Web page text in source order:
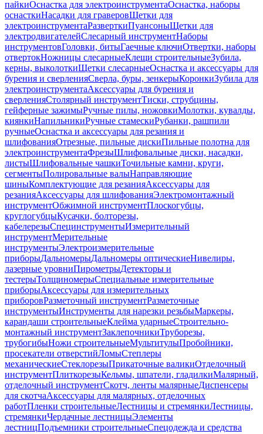
пайкиОснастка для электроинструментаОснастка, наборы
оснасткиНасадки для граверовЩетки для
электроинструментаРазверткиПуансоныЩетки для
электродвигателейСлесарный инструментНаборы
инструментовГоловки, битыГаечные ключиОтвертки, наборы
отвертокНожницы слесарныеКлещи строительныеЗубила,
керны, выколоткиЩетки слесарныеОснастка и аксессуары для
бурения и сверленияСверла, буры, зенкерыКоронкиЗубила для
электроинструментаАксессуары для бурения и
сверленияСтолярный инструментТиски, струбцины,
гейферные зажимыРучные пилы, ножовкиМолотки, кувалды,
киянкиНапильникиРучные стамескиРубанки, рашпили
ручныеОснастка и аксессуары для резания и
шлифованияОтрезные, пильные дискиПильные полотна для
электроинструментаФрезыШлифовальные диски, насадки,
листыШлифовальные чашкиТочильные камни, круги,
сегментыПолировальные валыНаправляющие
шиныКомплектующие для резанияАксессуары для
резанияАксессуары для шлифованияЭлектромонтажный
инструментОбжимной инструментПлоскогубцы,
круглогубцыКусачки, болторезы,
кабелерезыСпецинструментыИзмерительный
инструментМерительные
инструментыЭлектроизмерительные
приборыДальномерыДальномеры оптическиеНивелиры,
лазерные уровниПирометрыДетекторы и
тестерыТолщиномерыСпециальные измерительные
приборыАксессуары для измерительных
приборовРазметочный инструментРазметочные
инструментыИнструменты для нарезки резьбыМаркеры,
карандаши строительныеКлейма ударныеСтроительно-
монтажный инструментЗаклепочникиТруборезы,
трубогибыНожи строительныеМультитулыПробойники,
просекатели отверстийЛомыСтеплеры
механическиеСтеклорезыПрикаточные валикиОтделочный
инструментПлиткорезыКельмы, шпатели, гладилкиМалярный,
отделочный инструментСкотч, ленты малярныеДиспенсеры
для скотчаАксессуары для малярных, отделочных
работПленки строительныеЛестницы и стремянкиЛестницы,
стремянкиЧердачные лестницыЭлементы
лестницПодъемники строительныеСпецодежда и средства